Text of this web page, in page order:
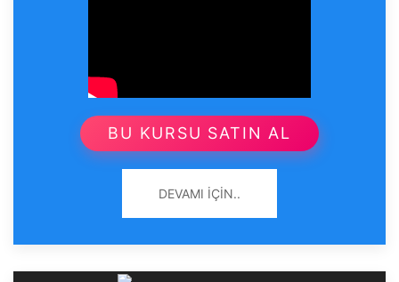
BU KURSU SATIN AL
DEVAMI İÇIN..